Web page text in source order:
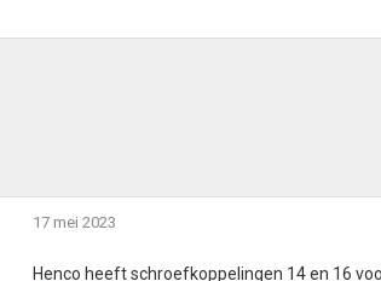
17 mei 2023
Henco heeft schroefkoppelingen 14 en 16